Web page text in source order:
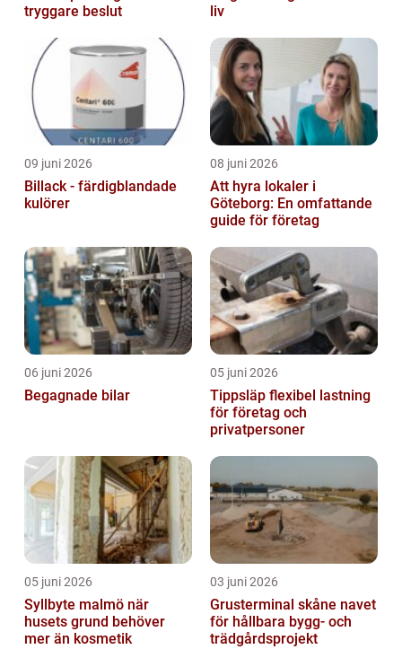
tryggare beslut
liv
09 juni 2026
Billack - färdigblandade
kulörer
08 juni 2026
Att hyra lokaler i
Göteborg: En omfattande
guide för företag
06 juni 2026
Begagnade bilar
05 juni 2026
Tippsläp flexibel lastning
för företag och
privatpersoner
05 juni 2026
Syllbyte malmö när
husets grund behöver
mer än kosmetik
03 juni 2026
Grusterminal skåne navet
för hållbara bygg- och
trädgårdsprojekt